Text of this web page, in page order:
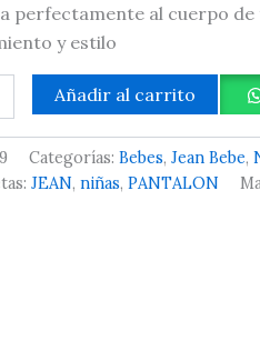
perfectamente al cuerpo
y estilo
Añadir al carrito
Categorías:Bebes,Jean Bebe,
JEAN,niñas,PANTALON